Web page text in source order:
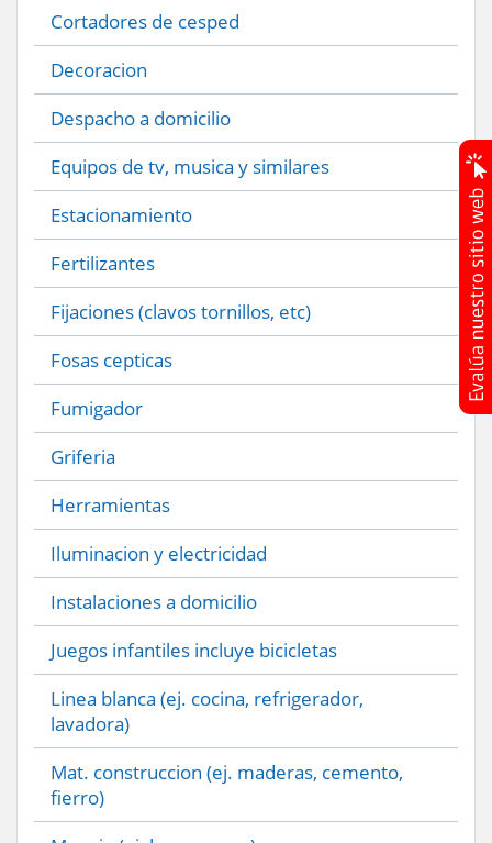
Cortadores de cesped
Decoracion
Despacho a domicilio
Equipos de tv, musica y similares
Estacionamiento
Fertilizantes
Fijaciones (clavos tornillos, etc)
Fosas cepticas
Fumigador
Griferia
Herramientas
Iluminacion y electricidad
Instalaciones a domicilio
Juegos infantiles incluye bicicletas
Linea blanca (ej. cocina, refrigerador,
lavadora)
Mat. construccion (ej. maderas, cemento,
fierro)